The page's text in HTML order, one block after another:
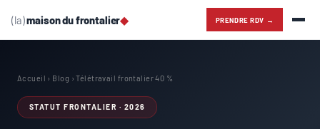
(la)maison du frontalier◆ PRENDRE RDV →
Accueil › Blog › Télétravail frontalier 40 %
STATUT FRONTALIER · 2026